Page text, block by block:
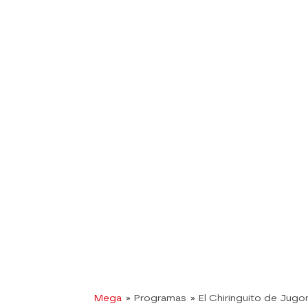
Mega » Programas » El Chiringuito de